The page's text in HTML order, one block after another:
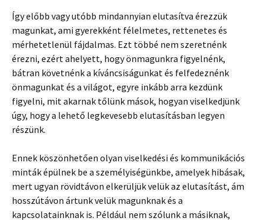
Így előbb vagy utóbb mindannyian elutasítva érezzük
magunkat, ami gyerekként félelmetes, rettenetes és
mérhetetlenül fájdalmas. Ezt többé nem szeretnénk
érezni, ezért ahelyett, hogy önmagunkra figyelnénk,
bátran követnénk a kíváncsiságunkat és felfedeznénk
önmagunkat és a világot, egyre inkább arra kezdünk
figyelni, mit akarnak tőlünk mások, hogyan viselkedjünk
úgy, hogy a lehető legkevesebb elutasításban legyen
részünk.
Ennek köszönhetően olyan viselkedési és kommunikációs
minták épülnek be a személyiségünkbe, amelyek hibásak,
mert ugyan rövidtávon elkerüljük velük az elutasítást, ám
hosszútávon ártunk velük magunknak és a
kapcsolatainknak is. Például nem szólunk a másiknak,